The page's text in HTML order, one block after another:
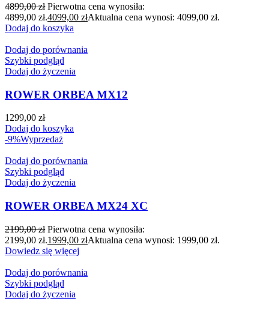
4899,00zł Pierwotna cena wynosiła:
4899,00 zł.4099,00 złAktualna cena wynosi: 4099,00 zł.
Dodaj do koszyka
Dodaj do porównania
Szybki podgląd
Dodaj do życzenia
ROWER ORBEA MX12
1299,00 zł
Dodaj do koszyka
-9%Wyprzedaż
Dodaj do porównania
Szybki podgląd
Dodaj do życzenia
ROWER ORBEA MX24 XC
2199,00zł Pierwotna cena wynosiła:
2199,00 zł.1999,00 złAktualna cena wynosi: 1999,00 zł.
Dowiedz się więcej
Dodaj do porównania
Szybki podgląd
Dodaj do życzenia